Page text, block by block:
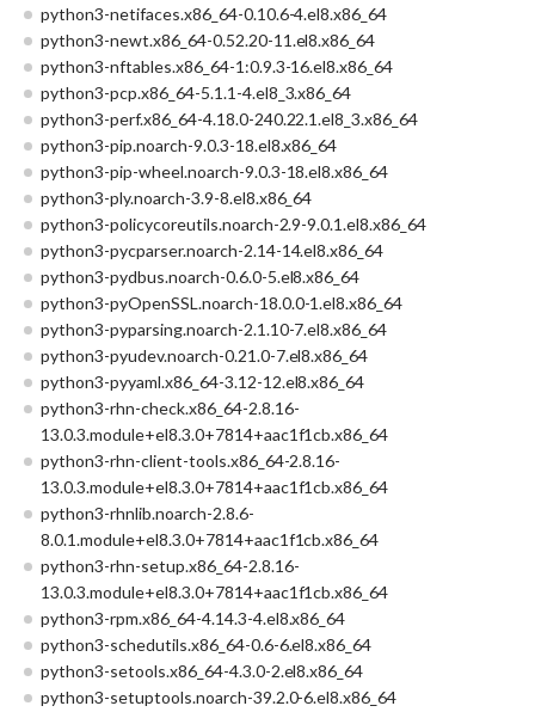
python3-netifaces.x86_64-0.10.6-4.el8.x86_64
python3-newt.x86_64-0.52.20-11.el8.x86_64
python3-nftables.x86_64-1:0.9.3-16.el8.x86_64
python3-pcp.x86_64-5.1.1-4.el8_3.x86_64
python3-perf.x86_64-4.18.0-240.22.1.el8_3.x86_64
python3-pip.noarch-9.0.3-18.el8.x86_64
python3-pip-wheel.noarch-9.0.3-18.el8.x86_64
python3-ply.noarch-3.9-8.el8.x86_64
python3-policycoreutils.noarch-2.9-9.0.1.el8.x86_64
python3-pycparser.noarch-2.14-14.el8.x86_64
python3-pydbus.noarch-0.6.0-5.el8.x86_64
python3-pyOpenSSL.noarch-18.0.0-1.el8.x86_64
python3-pyparsing.noarch-2.1.10-7.el8.x86_64
python3-pyudev.noarch-0.21.0-7.el8.x86_64
python3-pyyaml.x86_64-3.12-12.el8.x86_64
python3-rhn-check.x86_64-2.8.16-
13.0.3.module+el8.3.0+7814+aac1f1cb.x86_64
python3-rhn-client-tools.x86_64-2.8.16-
13.0.3.module+el8.3.0+7814+aac1f1cb.x86_64
python3-rhnlib.noarch-2.8.6-
8.0.1.module+el8.3.0+7814+aac1f1cb.x86_64
python3-rhn-setup.x86_64-2.8.16-
13.0.3.module+el8.3.0+7814+aac1f1cb.x86_64
python3-rpm.x86_64-4.14.3-4.el8.x86_64
python3-schedutils.x86_64-0.6-6.el8.x86_64
python3-setools.x86_64-4.3.0-2.el8.x86_64
python3-setuptools.noarch-39.2.0-6.el8.x86_64